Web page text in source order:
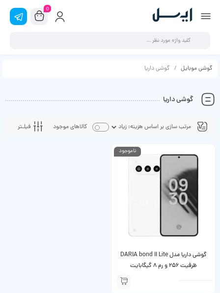
0
گوشی موبایل گوشی داریا
گوشی داریا
فیلـتر کالاهای موجود
ناموجود
گوشی داریا مدل DARIA bond II Lite
ظرفیت 256 و رم 8 گیگابایت